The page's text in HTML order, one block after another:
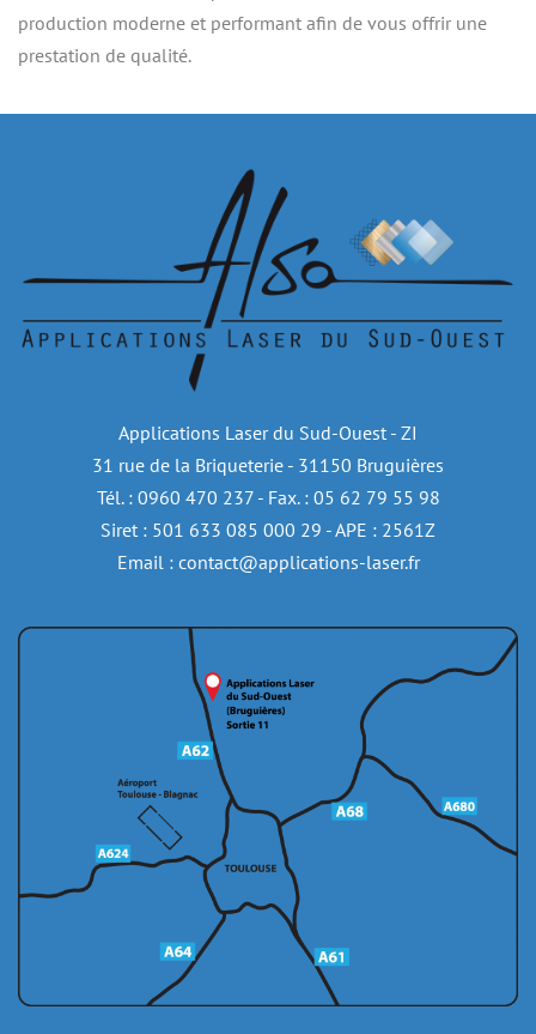
production moderne et performant afin de vous offrir une
prestation de qualité.
Applications Laser du Sud-Ouest - ZI
31 rue de la Briqueterie - 31150 Bruguières
Tél. : 0960 470 237 - Fax. : 05 62 79 55 98
Siret : 501 633 085 000 29 - APE : 2561Z
Email : contact@applications-laser.fr